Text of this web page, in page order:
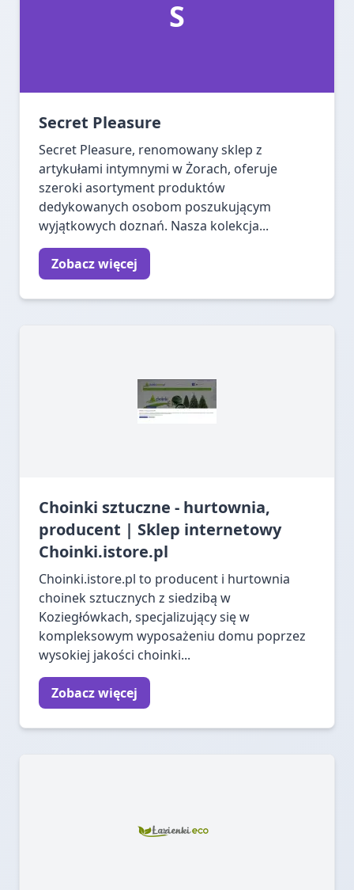
S
Secret Pleasure
Secret Pleasure, renomowany sklep z
artykułami intymnymi w Żorach, oferuje
szeroki asortyment produktów
dedykowanych osobom poszukującym
wyjątkowych doznań. Nasza kolekcja...
Zobacz więcej
Choinki sztuczne - hurtownia,
producent | Sklep internetowy
Choinki.istore.pl
Choinki.istore.pl to producent i hurtownia
choinek sztucznych z siedzibą w
Koziegłówkach, specjalizujący się w
kompleksowym wyposażeniu domu poprzez
wysokiej jakości choinki...
Zobacz więcej